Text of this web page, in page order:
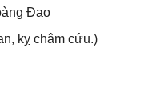
Đạo
kỵ châm cứu.)